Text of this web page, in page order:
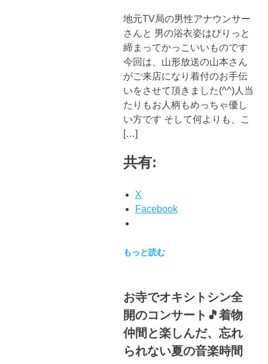
地元TV局の男性アナウンサー
さんと 男の浴衣姿はびりっと
締まってかっこいいものです
今回は、山形放送の山本さん
がご来店になり着付のお手伝
いをさせて頂きました(^^)人当
たりもお人柄もめっちゃ優し
い方です そして何よりも、こ
[…]
共有:
X
Facebook
もっと読む
お寺でオキシトシン全
開のコンサート🎵着物
仲間と楽しんだ、忘れ
られない夏の音楽時間